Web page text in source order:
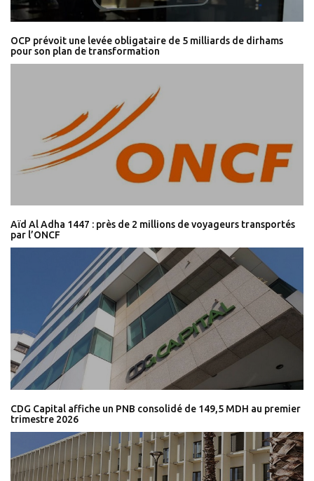
OCP prévoit une levée obligataire de 5 milliards de dirhams
pour son plan de transformation
Aïd Al Adha 1447 : près de 2 millions de voyageurs transportés
par l’ONCF
CDG Capital affiche un PNB consolidé de 149,5 MDH au premier
trimestre 2026